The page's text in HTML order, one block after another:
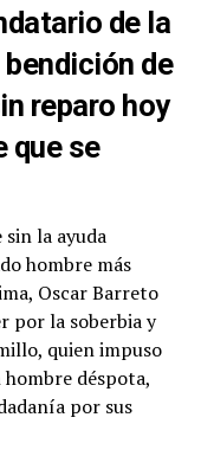
de la
de
reparo hoy
que se
la ayuda
hombre más
Oscar Barreto
por la soberbia y
quien impuso
déspota,
por sus